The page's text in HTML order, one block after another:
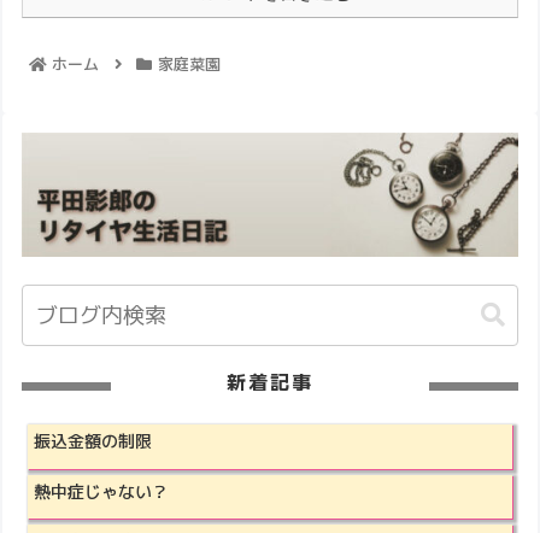
ホーム 家庭菜園
新着記事
振込金額の制限
熱中症じゃない？